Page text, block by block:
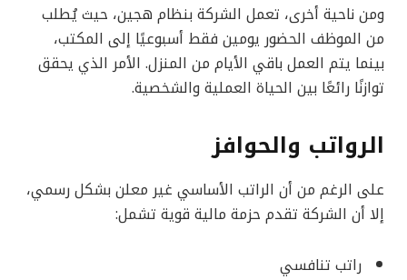
ومن ناحية أخرى، تعمل الشركة بنظام هجين، حيث يُطلب
من الموظف الحضور يومين فقط أسبوعيًا إلى المكتب،
بينما يتم العمل باقي الأيام من المنزل. الأمر الذي يحقق
توازنًا رائعًا بين الحياة العملية والشخصية.
الرواتب والحوافز
على الرغم من أن الراتب الأساسي غير معلن بشكل رسمي،
إلا أن الشركة تقدم حزمة مالية قوية تشمل:
راتب تنافسي